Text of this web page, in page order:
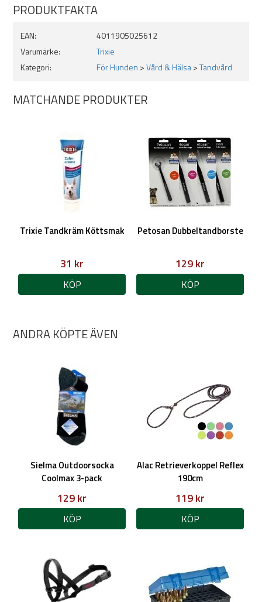
PRODUKTFAKTA
EAN:
4011905025612
Varumärke:
Trixie
Kategori:
För Hunden >Vård & Hälsa>Tandvård
MATCHANDE PRODUKTER
Trixie Tandkräm Köttsmak
31 kr
KÖP
Petosan Dubbeltandborste
129 kr
KÖP
ANDRA KÖPTE ÄVEN
Sielma Outdoorsocka
Coolmax 3-pack
129 kr
KÖP
Alac Retrieverkoppel Reflex
190cm
119 kr
KÖP